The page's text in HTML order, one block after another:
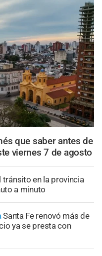
que saber antes de
viernes 7 de agosto
tránsito en la provincia
a minuto
Santa Fe renovó más de
ya se presta con